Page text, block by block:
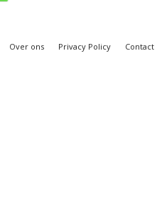
Over ons Privacy Policy Contact